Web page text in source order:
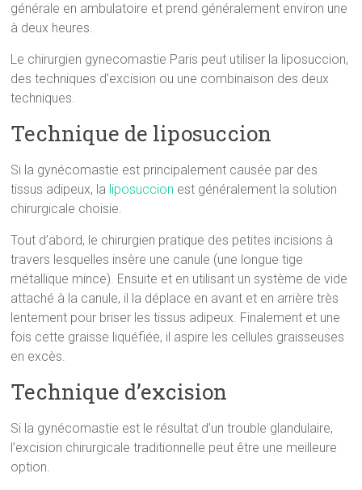
générale en ambulatoire et prend généralement environ une
à deux heures.
Le chirurgien gynecomastie Paris peut utiliser la liposuccion,
des techniques d’excision ou une combinaison des deux
techniques.
Technique de liposuccion
Si la gynécomastie est principalement causée par des
tissus adipeux, la liposuccion est généralement la solution
chirurgicale choisie.
Tout d’abord, le chirurgien pratique des petites incisions à
travers lesquelles insère une canule (une longue tige
métallique mince). Ensuite et en utilisant un système de vide
attaché à la canule, il la déplace en avant et en arrière très
lentement pour briser les tissus adipeux. Finalement et une
fois cette graisse liquéfiée, il aspire les cellules graisseuses
en excès.
Technique d’excision
Si la gynécomastie est le résultat d’un trouble glandulaire,
l’excision chirurgicale traditionnelle peut être une meilleure
option.